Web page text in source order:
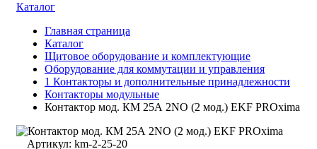
Каталог
Главная страница
Каталог
Щитовое оборудование и комплектующие
Оборудование для коммутации и управления
1 Контакторы и дополнительные принадлежности
Контакторы модульные
Контактор мод. КМ 25А 2NО (2 мод.) EKF PROxima
Артикул: km-2-25-20